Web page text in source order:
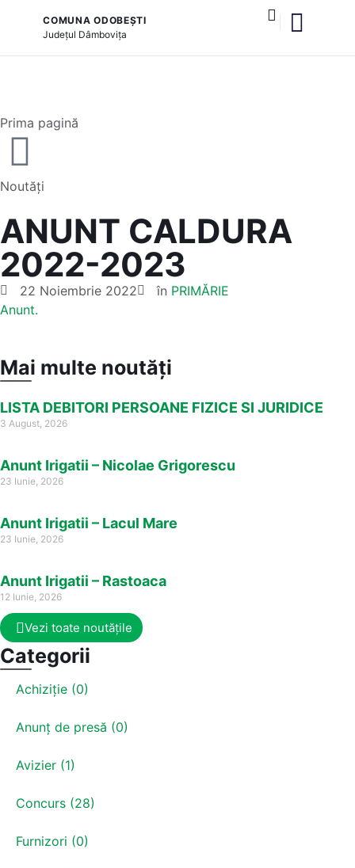
COMUNA ODOBEȘTI
Județul Dâmbovița
Prima pagină
Noutăți
ANUNT CALDURA
2022-2023
22 Noiembrie 2022 în PRIMĂRIE
Anunt.
Mai multe noutăți
LISTA DEBITORI PERSOANE FIZICE SI JURIDICE
3 August, 2026
Anunt Irigatii – Nicolae Grigorescu
23 Iunie, 2026
Anunt Irigatii – Lacul Mare
23 Iunie, 2026
Anunt Irigatii – Rastoaca
12 Iunie, 2026
Vezi toate noutățile
Categorii
Achiziție (0)
Anunț de presă (0)
Avizier (1)
Concurs (28)
Furnizori (0)